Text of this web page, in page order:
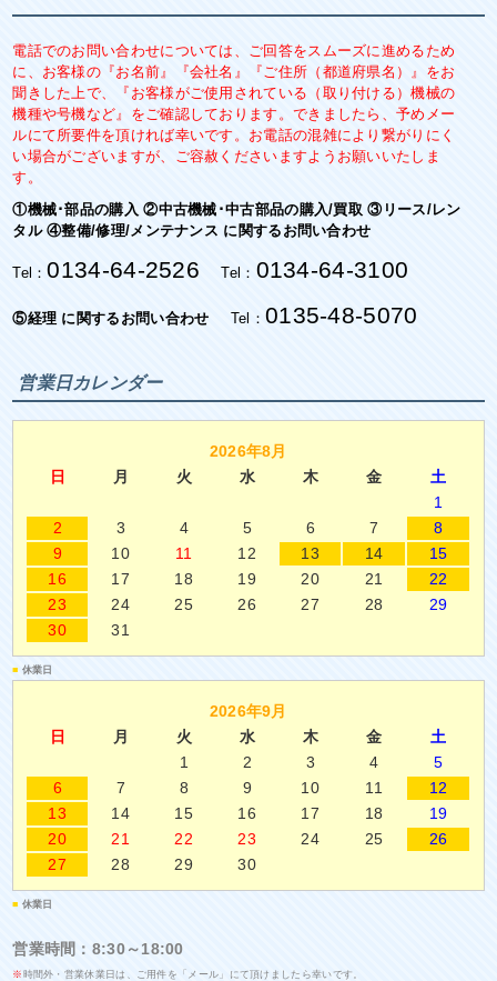
電話でのお問い合わせについては、ご回答をスムーズに進めるため
に、お客様の『お名前』『会社名』『ご住所（都道府県名）』をお
聞きした上で、『お客様がご使用されている（取り付ける）機械の
機種や号機など』をご確認しております。できましたら、予めメー
ルにて所要件を頂ければ幸いです。お電話の混雑により繋がりにく
い場合がございますが、ご容赦くださいますようお願いいたしま
す。
①機械･部品の購入 ②中古機械･中古部品の購入/買取 ③リース/レン
タル ④整備/修理/メンテナンス に関するお問い合わせ
Tel：0134-64-2526 Tel： 0134-64-3100
⑤経理 に関するお問い合わせ Tel： 0135-48-5070
営業日カレンダー
2026年8月
日
月 火 水 木 金
土
1
2
3 4 5 6 7
8
9
10 11 12 13 14
15
16
17 18 19 20 21
22
23
24 25 26 27 28
29
30
31
■ 休業日
2026年9月
日
月 火 水 木 金
土
1
2 3 4
5
6
7 8 9 10 11
12
13
14 15 16 17 18
19
20
21 22 23 24 25
26
27
28 29 30
■ 休業日
営業時間：8:30～18:00
※ 時間外・営業休業日は、ご用件を「メール」にて頂けましたら幸いです。